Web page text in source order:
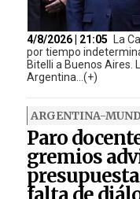
4/8/2026 | 21:05
La
por tiempo
Bitelli a Buenos Aires.
Argentina...(+)
ARGENTINA-
Paro
gremios